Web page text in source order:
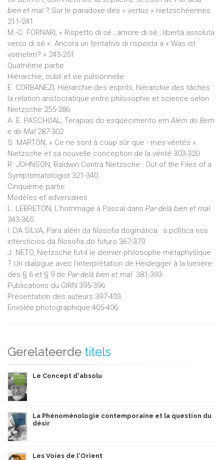
bien et mal ? Sur le paradoxe des « vertus » nietzschéennes
211-241
M.-C. FORNARI, « Rispetto di sé ; amore di sé ; libertà assoluta
verso di sé ». Ancora un tentativo di risposta a « Was ist
vornehm? » 243-251
Quatrième partie
Hiérarchie, oubli et vie pulsionnelle
E. CORBANEZI, Hiérarchie des esprits, hiérarchie des tâches :
la relation aristocratique entre philosophie et science selon
Nietzsche 255-286
A. E. PASCHOAL, Terapias do esquecimento emAlém do Bem
e do Mal 287-302
S. MARTON, « Ce ne sont à coup sûr que - mes vérités ».
Nietzsche et sa nouvelle conception de la vérité 303-320
R. JOHNSON, Baldwin Contra Nietzsche : Out of the Files of a
Symptomatologist 321-340
Cinquième partie
Modèles et adversaires
L. LEBRETON, L’hommage à Pascal dans Par-delà bien et mal
343-365
I. DA SILVA, Para além da filosofia dogmática : a política nos
interstícios da filosofia do futuro 367-379
J. NETO, Nietzsche fut-il le dernier philosophe métaphysique
? Un dialogue avec l’interprétation de Heidegger à la lumière
des § 6 et § 9 de Par-delà bien et mal 381-393
Publications du GIRN 395-396
Présentation des auteurs 397-403
Envolée photographique 405-406
Gerelateerde titels
Le Concept d'absolu
La Phénoménologie contemporaine et la question du
désir
Les Voies de l'Orient